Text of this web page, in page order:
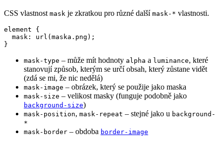
CSS vlastnost mask je zkratkou pro různé další mask-* vlastnosti.
element {
  mask: url(maska.png);
}
mask-type – může mít hodnoty alpha a luminance, které
stanovují způsob, kterým se určí obsah, který zůstane vidět
(zdá se mi, že nic nedělá)
mask-image – obrázek, který se použije jako maska
mask-size – velikost masky (funguje podobně jako
background-size)
mask-position, mask-repeat – stejné jako u background-
*
mask-border – obdoba border-image